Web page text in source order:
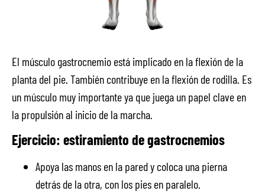
El músculo gastrocnemio está implicado en la flexión de la
planta del pie. También contribuye en la flexión de rodilla. Es
un músculo muy importante ya que juega un papel clave en
la propulsión al inicio de la marcha.
Ejercicio: estiramiento de gastrocnemios
Apoya las manos en la pared y coloca una pierna
detrás de la otra, con los pies en paralelo.